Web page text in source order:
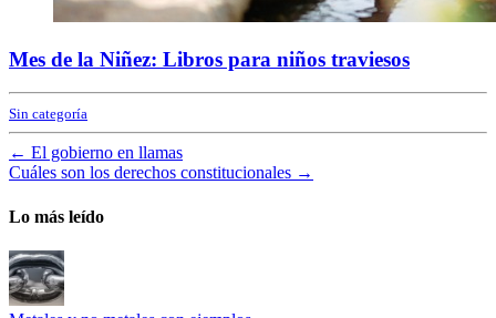
Mes de la Niñez: Libros para niños traviesos
Sin categoría
← El gobierno en llamas
Cuáles son los derechos constitucionales →
Lo más leído